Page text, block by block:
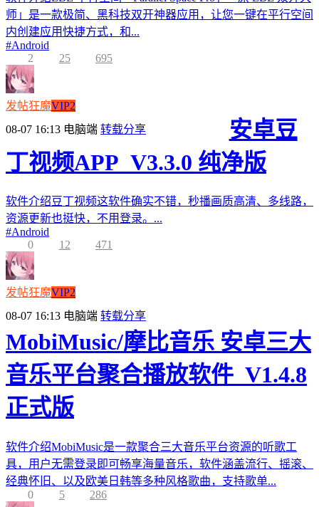
师」是一款极简、黑科技双开神器应用，让您一键在平行空间
内创建应用快捷方式，和...
#Android
2
25 695
发帖狂魔VIP2
08-07 16:13 电脑端 转载分享
安卓豆
丁视频APP_V3.3.0 纯净版
软件介绍豆丁视频这软件确实不错，秒播画质高清、多线路，
资源更新也挺快，不用登录。...
#Android
0
12 471
发帖狂魔VIP2
08-07 16:13 电脑端 转载分享
MobiMusic/摩比音乐 安卓三大
音乐平台聚合播放软件_V1.4.8
正式版
软件介绍MobiMusic是一款聚合三大音乐平台资源的听歌工
具，用户无需登录即可畅享海量音乐，软件涵盖流行、摇滚、
经典怀旧、以及欧美日韩等多种风格歌曲，支持歌单...
0
5 286